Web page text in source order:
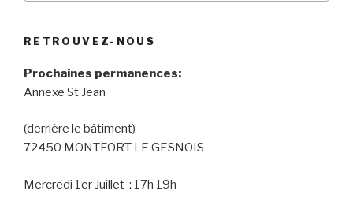
RETROUVEZ-NOUS
Prochaines permanences:
Annexe St Jean
(derrière le bâtiment)
72450 MONTFORT LE GESNOIS
Mercredi 1er Juillet : 17h 19h